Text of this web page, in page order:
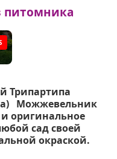
питомника
Трипартипа
Можжевельник
и оригинальное
сад своей
окраской.